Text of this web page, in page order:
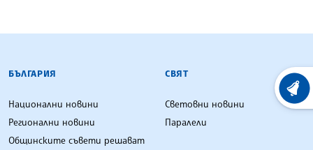
БЪЛГАРСКА ТЕЛЕГРАФНА АГЕНЦИЯ
БЪЛГАРИЯ
Национални новини
Регионални новини
Общинските съвети решават
СВЯТ
Световни новини
Паралели